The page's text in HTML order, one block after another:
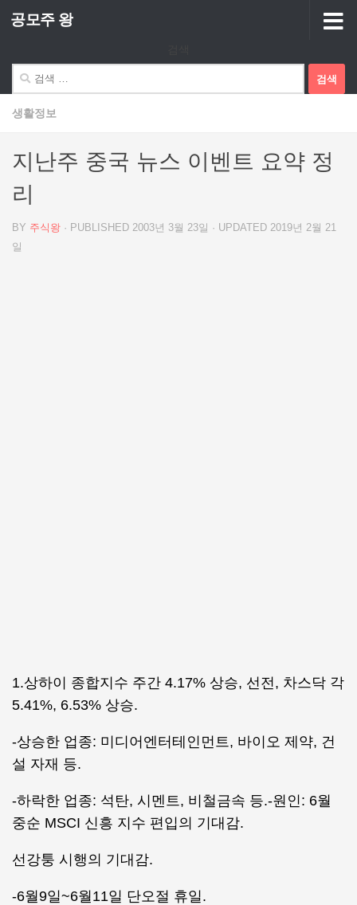
Skip to content
공모주 왕
색:
생활정보
지난주 중국 뉴스 이벤트 요약 정
리
BY 주식왕 · PUBLISHED 2003년 3월 23일 · UPDATED 2019년 2월 21
일
1.상하이 종합지수 주간 4.17% 상승, 선전, 차스닥 각
5.41%, 6.53% 상승.
-상승한 업종: 미디어엔터테인먼트, 바이오 제약, 건
설 자재 등.
-하락한 업종: 석탄, 시멘트, 비철금속 등.-원인: 6월
중순 MSCI 신흥 지수 편입의 기대감.
선강퉁 시행의 기대감.
-6월9일~6월11일 단오절 휴일.